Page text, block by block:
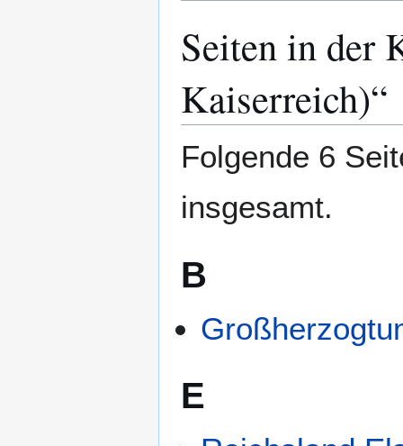
Navigation
Suche
Seiten in der
Kaiserreich)“
Folgende 6
insgesamt.
B
E